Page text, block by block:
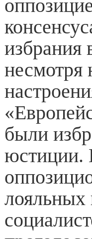
избрания
несмотря
были
юстиции.
лояльных